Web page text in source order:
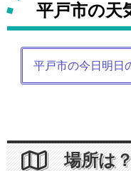
平戸市の天
平戸市の今日明日
場所は？